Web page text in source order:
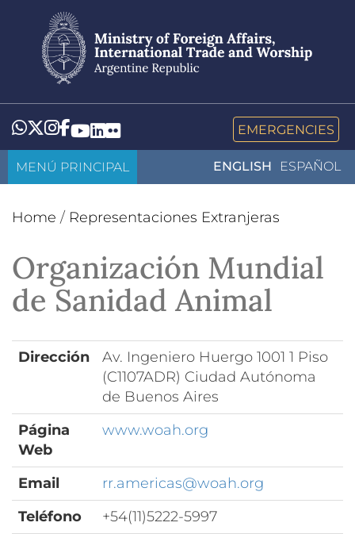
content
Whatsapp
Twitter
Instagram
Facebook
YouTube
LinkedIn
Flickr EMERGENCIES
ENGLISH ESPAÑOL
MENÚ PRINCIPAL
Home / Representaciones Extranjeras
Organización Mundial
de Sanidad Animal
Dirección
Av. Ingeniero Huergo 1001 1 Piso
(C1107ADR) Ciudad Autónoma
de Buenos Aires
Página
Web
www.woah.org
Email
rr.americas@woah.org
Teléfono
+54(11)5222-5997